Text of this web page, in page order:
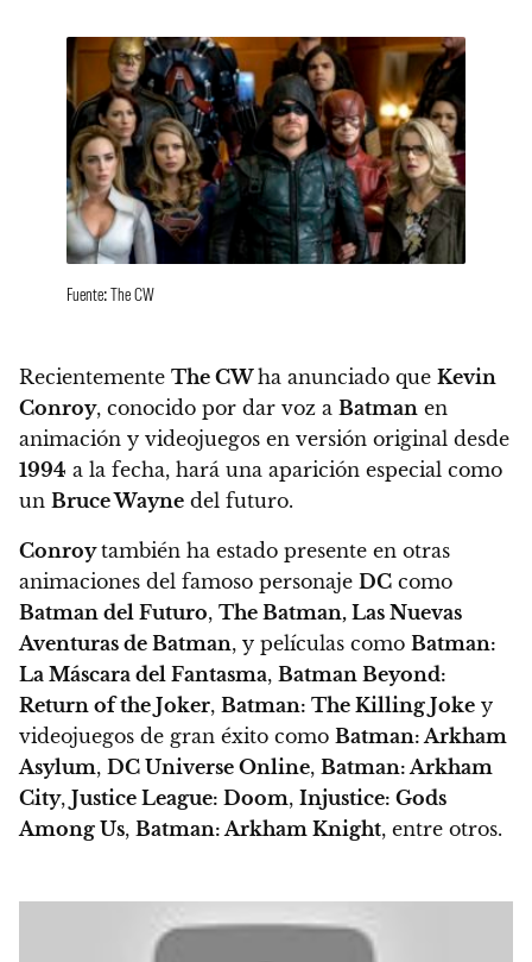
Fuente: The CW
Recientemente The CWha anunciado que Kevin
Conroy, conocido por dar voz a Batman en
animación y videojuegos en versión original desde
1994 a la fecha, hará una aparición especial como
un Bruce Wayne del futuro.
Conroytambién ha estado presente en otras
animaciones del famoso personaje DC como
Batman del Futuro, The Batman, Las Nuevas
Aventuras de Batman, y películas como Batman:
La Máscara del Fantasma, Batman Beyond:
Return of the Joker, Batman: The Killing Joke y
videojuegos de gran éxito como Batman: Arkham
Asylum, DC Universe Online, Batman: Arkham
City, Justice League: Doom, Injustice: Gods
Among Us, Batman: Arkham Knight, entre otros.